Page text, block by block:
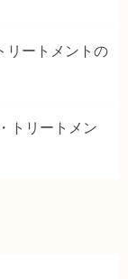
リートメントの
トリートメン